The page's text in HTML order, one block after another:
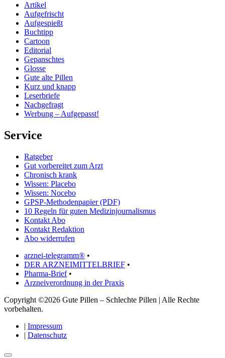
Artikel
Aufgefrischt
Aufgespießt
Buchtipp
Cartoon
Editorial
Gepanschtes
Glosse
Gute alte Pillen
Kurz und knapp
Leserbriefe
Nachgefragt
Werbung – Aufgepasst!
Service
Ratgeber
Gut vorbereitet zum Arzt
Chronisch krank
Wissen: Placebo
Wissen: Nocebo
GPSP-Methodenpapier (PDF)
10 Regeln für guten Medizinjournalismus
Kontakt Abo
Kontakt Redaktion
Abo widerrufen
arznei-telegramm® •
DER ARZNEIMITTELBRIEF •
Pharma-Brief•
Arzneiverordnung in der Praxis
Copyright ©2026 Gute Pillen – Schlechte Pillen | Alle Rechte
vorbehalten.
| Impressum
| Datenschutz